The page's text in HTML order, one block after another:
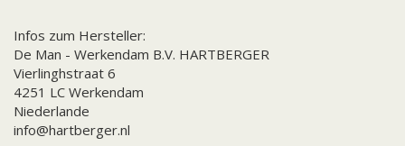
Infos zum Hersteller:
De Man - Werkendam B.V. HARTBERGER
Vierlinghstraat 6
4251 LC Werkendam
Niederlande
info@hartberger.nl